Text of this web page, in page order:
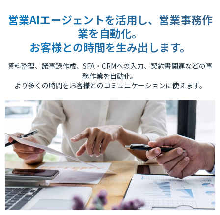
営業AIエージェントを活用し、営業事務作
業を自動化。
お客様との時間を生み出します。
資料整理、議事録作成、SFA・CRMへの入力、契約書関連などの事
務作業を自動化。
より多くの時間をお客様とのコミュニケーションに使えます。